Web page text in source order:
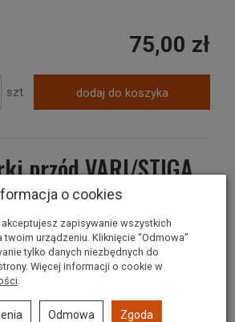
75,00 zł
szt. dodaj do koszyka
przód VARI/STIGA
mm
mm
o cookies
akceptujesz zapisywanie wszystkich
twoim urządzeniu. Kliknięcie “Odmowa”
tylko danych niezbędnych do
Więcej informacji o cookie w
.
Odmowa Zgoda